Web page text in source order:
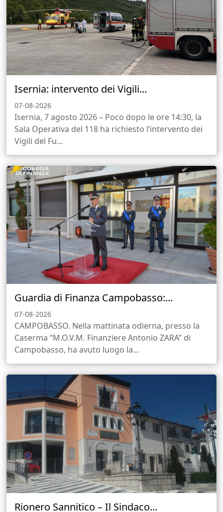
Isernia: intervento dei Vigili...
07-08-2026
Isernia, 7 agosto 2026 – Poco dopo le ore 14:30, la
Sala Operativa del 118 ha richiesto l’intervento dei
Vigili del Fu...
Guardia di Finanza Campobasso:...
07-08-2026
CAMPOBASSO. Nella mattinata odierna, presso la
Caserma “M.O.V.M. Finanziere Antonio ZARA” di
Campobasso, ha avuto luogo la...
Rionero Sannitico – Il Sindaco...